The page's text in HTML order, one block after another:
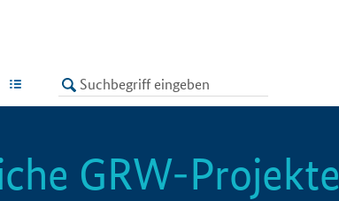
LISTE
GRW-Projekte